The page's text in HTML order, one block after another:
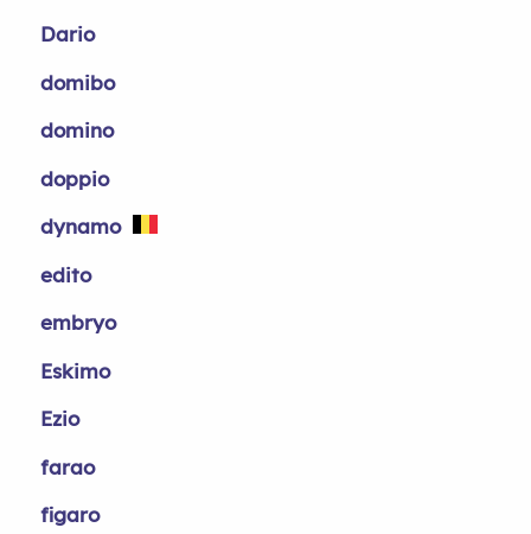
Dario
domibo
domino
doppio
dynamo
edito
embryo
Eskimo
Ezio
farao
figaro